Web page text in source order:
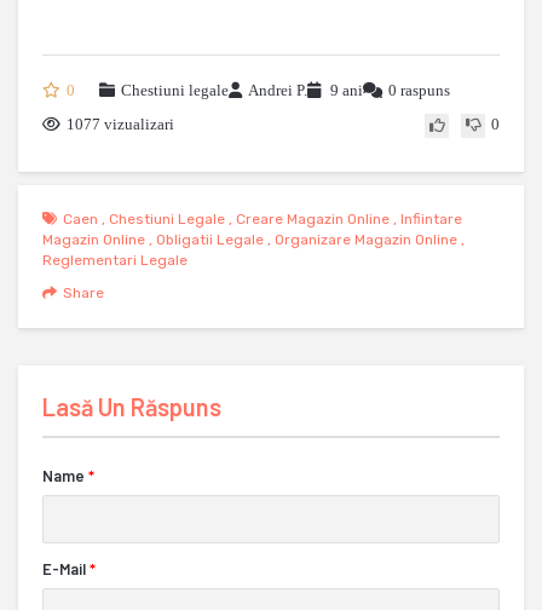
0 Chestiuni legale Andrei P. 9 ani
0 raspuns
1077 vizualizari
0
Caen , Chestiuni Legale , Creare Magazin Online , Infiintare
Magazin Online , Obligatii Legale , Organizare Magazin Online ,
Reglementari Legale
Share
Lasă Un Răspuns
Name *
E-Mail*